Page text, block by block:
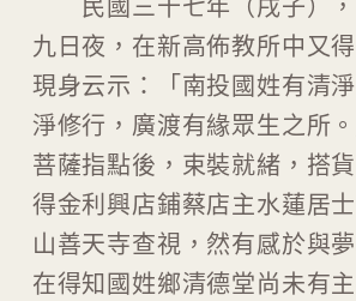
民國三十七年（戌子），
九日夜，在新高佈教所中又
現身云示：「南投國姓有清
淨修行，廣渡有緣眾生之所
菩薩指點後，束裝就緒，搭
得金利興店鋪蔡店主水蓮居
山善天寺查視，然有感於與
在得知國姓鄉清德堂尚未有